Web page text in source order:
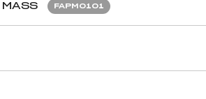
MASS FAPM0101